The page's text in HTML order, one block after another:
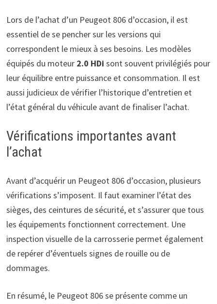
Lors de l’achat d’un Peugeot 806 d’occasion, il est
essentiel de se pencher sur les versions qui
correspondent le mieux à ses besoins. Les modèles
équipés du moteur 2.0 HDi sont souvent privilégiés pour
leur équilibre entre puissance et consommation. Il est
aussi judicieux de vérifier l’historique d’entretien et
l’état général du véhicule avant de finaliser l’achat.
Vérifications importantes avant
l’achat
Avant d’acquérir un Peugeot 806 d’occasion, plusieurs
vérifications s’imposent. Il faut examiner l’état des
sièges, des ceintures de sécurité, et s’assurer que tous
les équipements fonctionnent correctement. Une
inspection visuelle de la carrosserie permet également
de repérer d’éventuels signes de rouille ou de
dommages.
En résumé, le Peugeot 806 se présente comme un